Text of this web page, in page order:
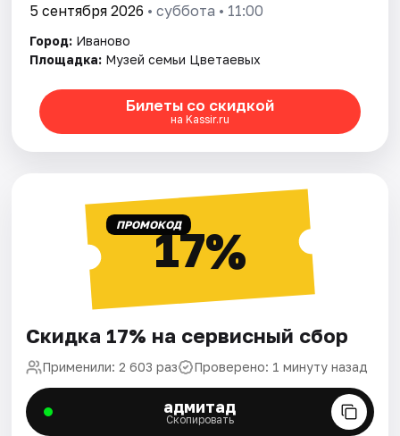
5 сентября 2026 • суббота • 11:00
Город: Иваново
Площадка: Музей семьи Цветаевых
Билеты со скидкой
на Kassir.ru
ПРОМОКОД17%
Скидка 17% на сервисный сбор
Применили: 2 603 раз Проверено: 1 минуту назад
адмитад
Скопировать